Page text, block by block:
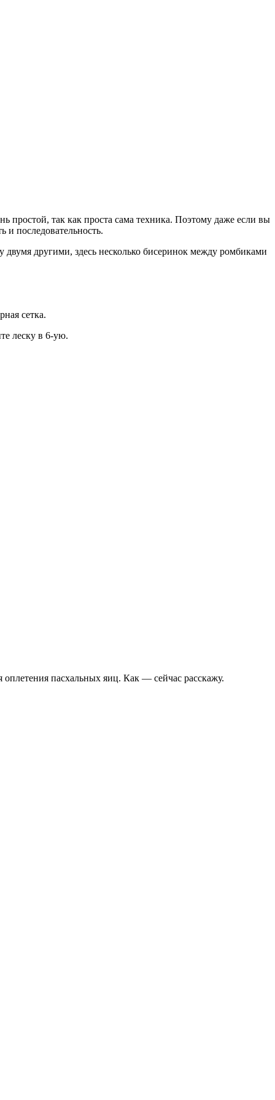
так как проста сама техника. Поэтому даже если вы
и последовательность.
другими, здесь несколько бисеринок между ромбиками
сетка.
леску в 6-ую.
пасхальных яиц. Как — сейчас расскажу.